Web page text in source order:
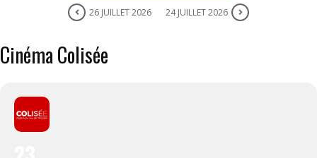
26 JUILLET 2026 24 JUILLET 2026
Cinéma Colisée